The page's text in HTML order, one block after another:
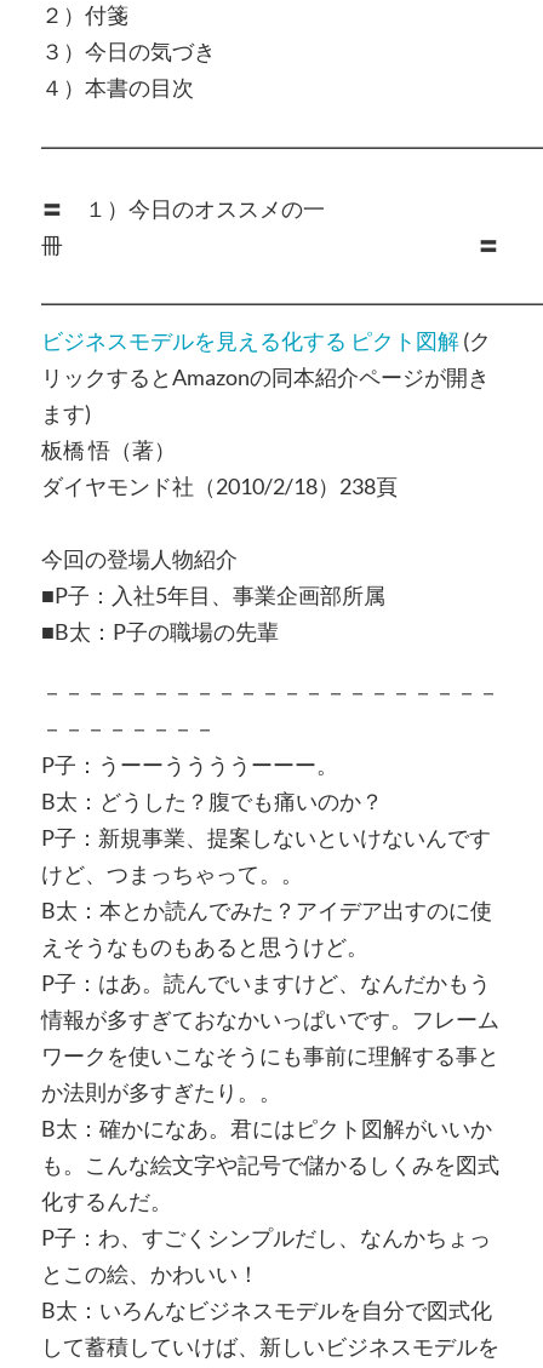
２）付箋
３）今日の気づき
４）本書の目次
〓 １）今日のオススメの一
冊 〓
ビジネスモデルを見える化する ピクト図解(ク
リックするとAmazonの同本紹介ページが開き
ます)
板橋 悟（著）
ダイヤモンド社（2010/2/18）238頁
今回の登場人物紹介
■P子：入社5年目、事業企画部所属
■B太：P子の職場の先輩
－－－－－－－－－－－－－－－－－－－－－
－－－－－－－－
P子：うーーううううーーー。
B太：どうした？腹でも痛いのか？
P子：新規事業、提案しないといけないんです
けど、つまっちゃって。。
B太：本とか読んでみた？アイデア出すのに使
えそうなものもあると思うけど。
P子：はあ。読んでいますけど、なんだかもう
情報が多すぎておなかいっぱいです。フレーム
ワークを使いこなそうにも事前に理解する事と
か法則が多すぎたり。。
B太：確かになあ。君にはピクト図解がいいか
も。こんな絵文字や記号で儲かるしくみを図式
化するんだ。
P子：わ、すごくシンプルだし、なんかちょっ
とこの絵、かわいい！
B太：いろんなビジネスモデルを自分で図式化
して蓄積していけば、新しいビジネスモデルを